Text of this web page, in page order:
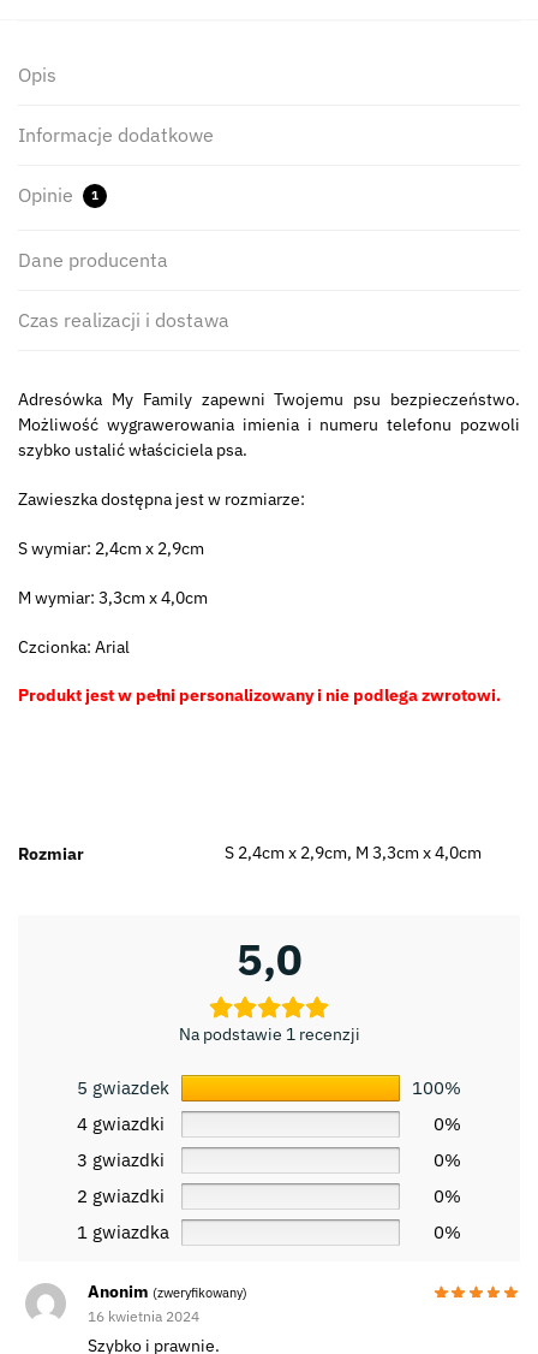
Opis
Informacje dodatkowe
Opinie 1
Dane producenta
Czas realizacji i dostawa
Adresówka My Family zapewni Twojemu psu bezpieczeństwo.
Możliwość wygrawerowania imienia i numeru telefonu pozwoli
szybko ustalić właściciela psa.
Zawieszka dostępna jest w rozmiarze:
S wymiar: 2,4cm x 2,9cm
M wymiar: 3,3cm x 4,0cm
Czcionka: Arial
Produkt jest w pełni personalizowany i nie podlega zwrotowi.
Rozmiar S 2,4cm x 2,9cm, M 3,3cm x 4,0cm
5,0
Na podstawie 1 recenzji
5 gwiazdek
100%
4 gwiazdki
0%
3 gwiazdki
0%
2 gwiazdki
0%
1 gwiazdka
0%
Anonim (zweryfikowany)
16 kwietnia 2024
Szybko i prawnie.